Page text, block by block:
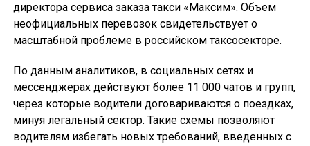
директора сервиса заказа такси «Максим». Объем
неофициальных перевозок свидетельствует о
масштабной проблеме в российском таксосекторе.
По данным аналитиков, в социальных сетях и
мессенджерах действуют более 11 000 чатов и групп,
через которые водители договариваются о поездках,
минуя легальный сектор. Такие схемы позволяют
водителям избегать новых требований, введенных с